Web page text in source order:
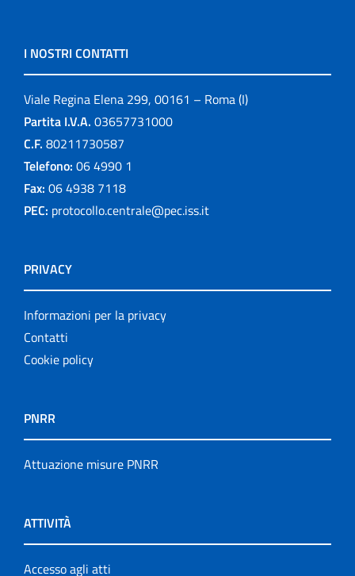
I NOSTRI CONTATTI
Viale Regina Elena 299, 00161 – Roma (I)
Partita I.V.A. 03657731000
C.F. 80211730587
Telefono: 06 4990 1
Fax: 06 4938 7118
PEC: protocollo.centrale@pec.iss.it
PRIVACY
Informazioni per la privacy
Contatti
Cookie policy
PNRR
Attuazione misure PNRR
ATTIVITÀ
Accesso agli atti